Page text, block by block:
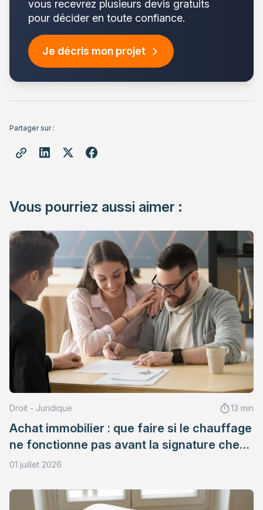
vous recevrez plusieurs devis gratuits
pour décider en toute confiance.
Je décris mon projet
Partager sur :
Vous pourriez aussi aimer :
Droit - Juridique 13 min
Achat immobilier : que faire si le chauffage
ne fonctionne pas avant la signature chez
le notaire
01 juillet 2026